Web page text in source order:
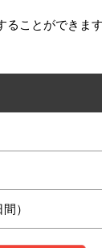
ることができます
）